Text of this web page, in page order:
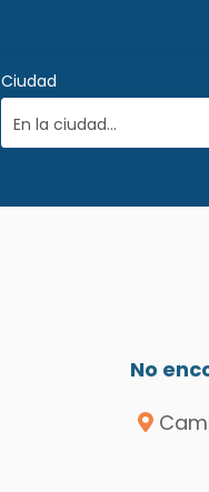
Ciudad
En la ciudad...
No